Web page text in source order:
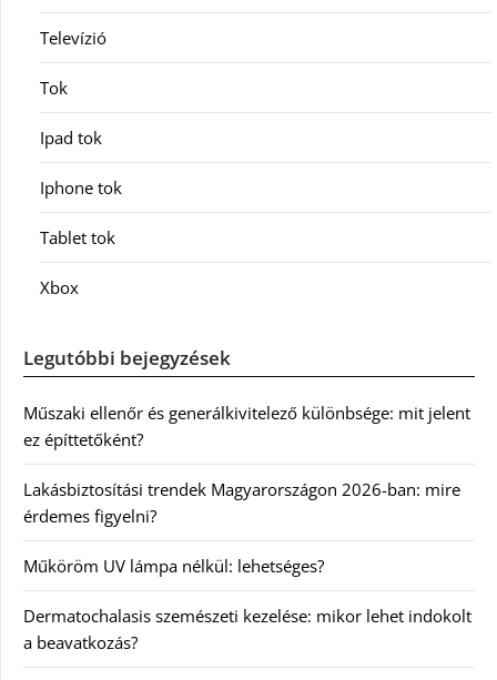
Televízió
Tok
Ipad tok
Iphone tok
Tablet tok
Xbox
Legutóbbi bejegyzések
Műszaki ellenőr és generálkivitelező különbsége: mit jelent
ez építtetőként?
Lakásbiztosítási trendek Magyarországon 2026-ban: mire
érdemes figyelni?
Műköröm UV lámpa nélkül: lehetséges?
Dermatochalasis szemészeti kezelése: mikor lehet indokolt
a beavatkozás?